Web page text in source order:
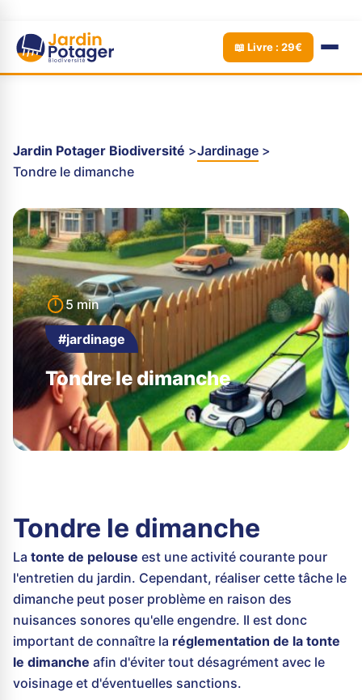
📖 Livre : 29€
Jardin Potager Biodiversité
Jardinage
Tondre le dimanche
5 min
#jardinage
Tondre le dimanche
Tondre le dimanche
La tonte de pelouse est une activité courante pour
l'entretien du jardin. Cependant, réaliser cette tâche le
dimanche peut poser problème en raison des
nuisances sonores qu'elle engendre. Il est donc
important de connaître la réglementation de la tonte
le dimanche afin d'éviter tout désagrément avec le
voisinage et d'éventuelles sanctions.